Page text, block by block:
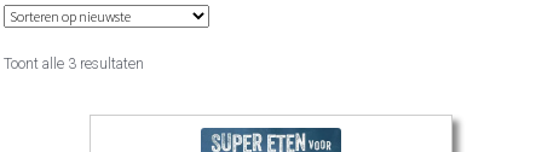
Toont alle 3 resultaten